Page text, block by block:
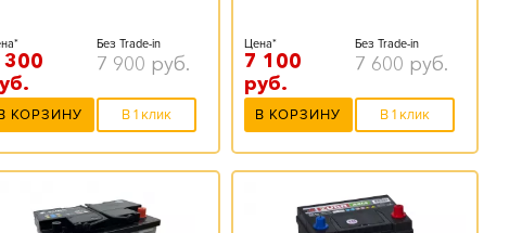
300
Без Trade-in
7 900 руб.
КОРЗИНУ В 1 клик
Цена*
7 100
руб.
Без Trade-in
7 600 руб.
В КОРЗИНУ В 1 клик